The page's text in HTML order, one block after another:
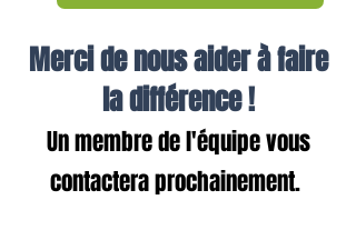
Merci de nous aider à faire
la différence !
Un membre de l'équipe vous
contactera prochainement.